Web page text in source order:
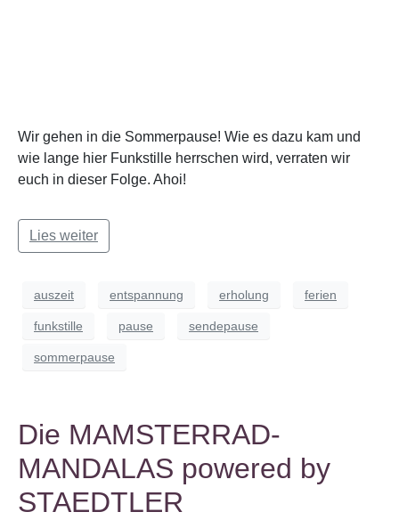
Wir gehen in die Sommerpause! Wie es dazu kam und
wie lange hier Funkstille herrschen wird, verraten wir
euch in dieser Folge. Ahoi!
Lies weiter
auszeit entspannung erholung ferien
funkstille pause sendepause
sommerpause
Die MAMSTERRAD-
MANDALAS powered by
STAEDTLER